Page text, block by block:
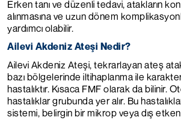
Erken tanı ve düzenli tedavi, atakların
alınmasına ve uzun dönem
yardımcı olabilir.
Ailevi Akdeniz Ateşi Nedir?
Ailevi Akdeniz Ateşi, tekrarlayan ateş
bazı bölgelerinde iltihaplanma ile
hastalıktır. Kısaca FMF olarak da bilinir.
hastalıklar grubunda yer alır. Bu
sistemi, belirgin bir mikrop veya dış